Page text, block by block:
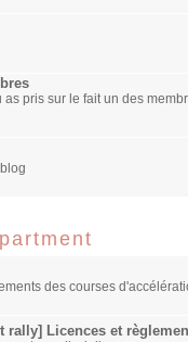
as pris sur le fait un des
des courses
rally] Licences et